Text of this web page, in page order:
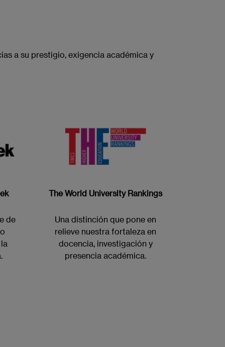
a su prestigio, exigencia académica y
de
The World University Rankings
Una distinción que pone en
relieve nuestra fortaleza en
docencia, investigación y
presencia académica.